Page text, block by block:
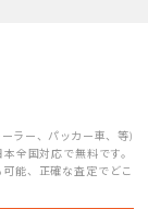
ラー、パッカー車、等)
全国対応で無料です。
能、正確な査定でどこ